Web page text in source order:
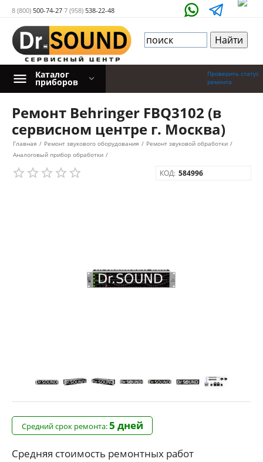
8 (800) 500-74-27 7 (958) 538-22-48
Проверить статус
ремонта
Каталог
приборов
Ремонт Behringer FBQ3102 (в
сервисном центре г. Москва)
Главная / Ремонт звукового оборудования / Ремонт звуковой обработки /
Аналоговый прибор обработки /
КОД: 584996
Средний срок ремонта:5 дней
Средняя стоимость ремонтных работ